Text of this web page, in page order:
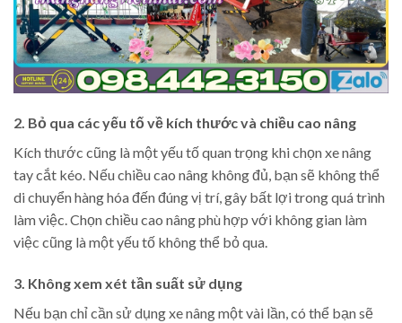
2. Bỏ qua các yếu tố về kích thước và chiều cao nâng
Kích thước cũng là một yếu tố quan trọng khi chọn xe nâng
tay cắt kéo. Nếu chiều cao nâng không đủ, bạn sẽ không thể
di chuyển hàng hóa đến đúng vị trí, gây bất lợi trong quá trình
làm việc. Chọn chiều cao nâng phù hợp với không gian làm
việc cũng là một yếu tố không thể bỏ qua.
3. Không xem xét tần suất sử dụng
Nếu bạn chỉ cần sử dụng xe nâng một vài lần, có thể bạn sẽ